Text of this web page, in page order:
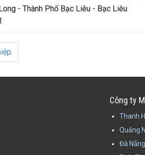
- Thành Phố Bạc Liêu - Bạc Liêu
Công ty
Thanh
Quảng
Đà Nẵng